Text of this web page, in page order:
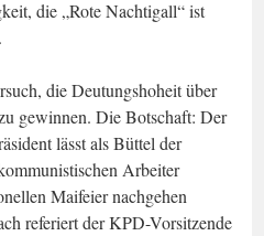
die „Rote Nachtigall“ ist
die Deutungshoheit über
gewinnen. Die Botschaft: Der
lässt als Büttel der
Arbeiter
Maifeier nachgehen
referiert der KPD-Vorsitzende